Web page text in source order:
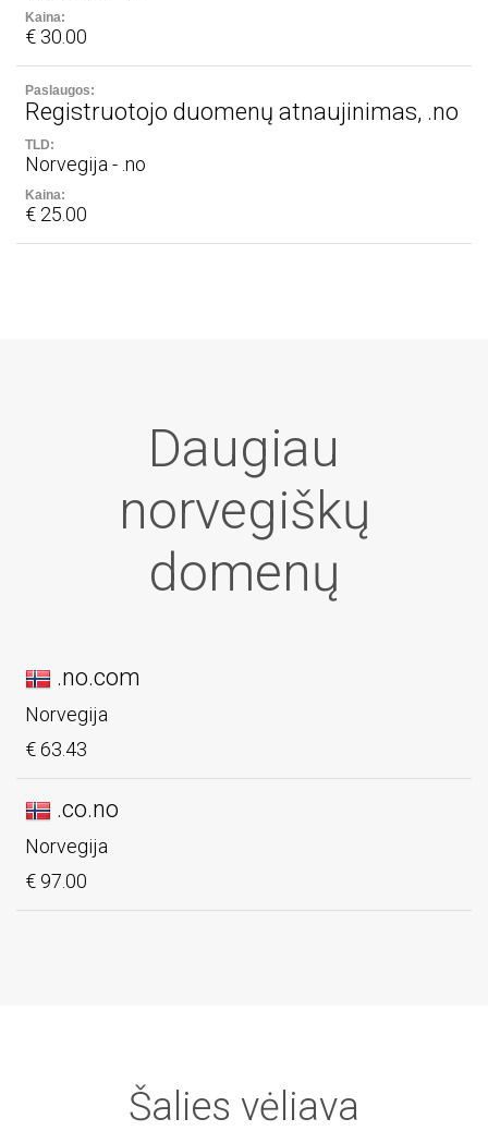
€ 30.00
Registruotojo duomenų atnaujinimas, .no
Norvegija - .no
€ 25.00
Daugiau
norvegiškų
domenų
.no.com
Norvegija
€ 63.43
.co.no
Norvegija
€ 97.00
Šalies vėliava